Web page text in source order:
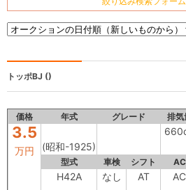
トッポBJ ()
価格 年式 グレード 排気
3.5
万円 (昭和-1925)
型式 車検 シフト AC
H42A なし AT AC